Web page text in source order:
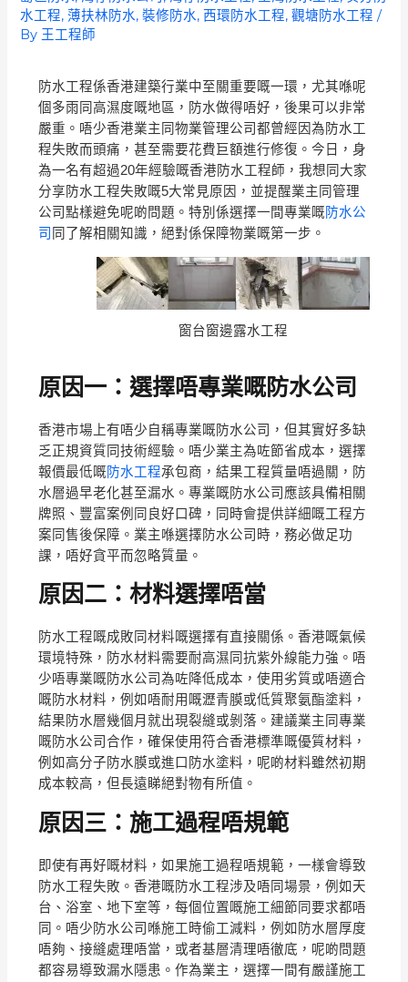
水工程,薄扶林防水,裝修防水,西環防水工程,觀塘防水工程 /
By 王工程師
防水工程係香港建築行業中至關重要嘅一環，尤其喺呢
個多雨同高濕度嘅地區，防水做得唔好，後果可以非常
嚴重。唔少香港業主同物業管理公司都曾經因為防水工
程失敗而頭痛，甚至需要花費巨額進行修復。今日，身
為一名有超過20年經驗嘅香港防水工程師，我想同大家
分享防水工程失敗嘅5大常見原因，並提醒業主同管理
公司點樣避免呢啲問題。特別係選擇一間專業嘅 防水公
司 同了解相關知識，絕對係保障物業嘅第一步。
窗台窗邊露水工程
原因一：選擇唔專業嘅防水公司
香港市場上有唔少自稱專業嘅防水公司，但其實好多缺
乏正規資質同技術經驗。唔少業主為咗節省成本，選擇
報價最低嘅 防水工程承包商，結果工程質量唔過關，防
水層過早老化甚至漏水。專業嘅防水公司應該具備相關
牌照、豐富案例同良好口碑，同時會提供詳細嘅工程方
案同售後保障。業主喺選擇防水公司時，務必做足功
課，唔好貪平而忽略質量。
原因二：材料選擇唔當
防水工程嘅成敗同材料嘅選擇有直接關係。香港嘅氣候
環境特殊，防水材料需要耐高濕同抗紫外線能力強。唔
少唔專業嘅防水公司為咗降低成本，使用劣質或唔適合
嘅防水材料，例如唔耐用嘅瀝青膜或低質聚氨酯塗料，
結果防水層幾個月就出現裂縫或剝落。建議業主同專業
嘅防水公司合作，確保使用符合香港標準嘅優質材料，
例如高分子防水膜或進口防水塗料，呢啲材料雖然初期
成本較高，但長遠睇絕對物有所值。
原因三：施工過程唔規範
即使有再好嘅材料，如果施工過程唔規範，一樣會導致
防水工程失敗。香港嘅防水工程涉及唔同場景，例如天
台、浴室、地下室等，每個位置嘅施工細節同要求都唔
同。唔少防水公司喺施工時偷工減料，例如防水層厚度
唔夠、接縫處理唔當，或者基層清理唔徹底，呢啲問題
都容易導致漏水隱患。作為業主，選擇一間有嚴謹施工